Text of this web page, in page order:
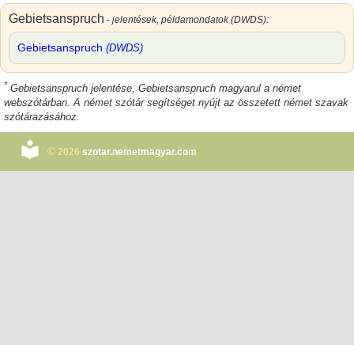
Gebietsanspruch - jelentések, példamondatok (DWDS):
Gebietsanspruch (DWDS)
* Gebietsanspruch jelentése, Gebietsanspruch magyarul a német
webszótárban. A német szótár segítséget nyújt az összetett német szavak
szótárazásához.
© 2026 szotar.nemetmagyar.com